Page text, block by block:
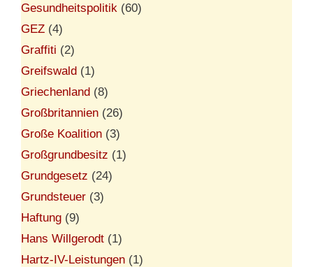
Gesundheitspolitik (60)
GEZ (4)
Graffiti (2)
Greifswald (1)
Griechenland (8)
Großbritannien (26)
Große Koalition (3)
Großgrundbesitz (1)
Grundgesetz (24)
Grundsteuer (3)
Haftung (9)
Hans Willgerodt (1)
Hartz-IV-Leistungen (1)